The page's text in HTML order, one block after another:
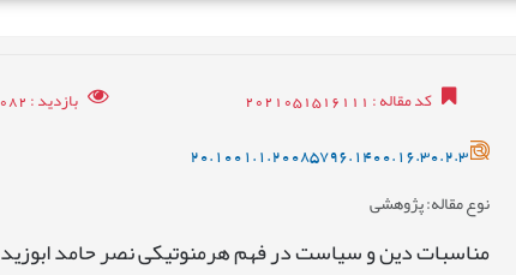
کد مقاله: 2021051516111 بازدید: 8082
20.1001.1.20085796.1400.16.30.2.3
نوع مقاله: پژوهشی
مناسبات دین و سیاست در فهم هرمنوتیکی نصر حامد ابوزید